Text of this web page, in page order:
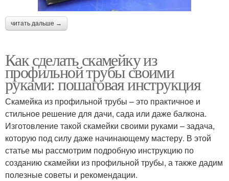
читать дальше →
Как сделать скамейку из
профильной трубы своими
руками: пошаговая инструкция
Скамейка из профильной трубы – это практичное и
стильное решение для дачи, сада или даже балкона.
Изготовление такой скамейки своими руками – задача,
которую под силу даже начинающему мастеру. В этой
статье мы рассмотрим подробную инструкцию по
созданию скамейки из профильной трубы, а также дадим
полезные советы и рекомендации.